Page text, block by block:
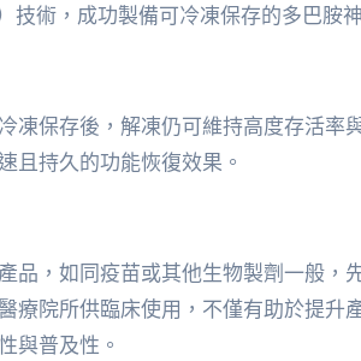
技術，成功製備可冷凍保存的多巴胺
凍保存後，解凍仍可維持高度存活率
且持久的功能恢復效果。
品，如同疫苗或其他生物製劑一般，
療院所供臨床使用，不僅有助於提升
與普及性。